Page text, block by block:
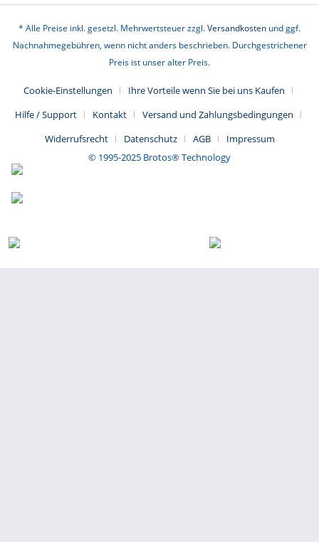
* Alle Preise inkl. gesetzl. Mehrwertsteuer zzgl.Versandkosten und ggf.
Nachnahmegebühren, wenn nicht anders beschrieben. Durchgestrichener
Preis ist unser alter Preis.
Cookie-Einstellungen
Ihre Vorteile wenn Sie bei uns Kaufen
Hilfe / Support
Kontakt
Versand und Zahlungsbedingungen
Widerrufsrecht
Datenschutz AGB
Impressum
© 1995-2025 Brotos® Technology